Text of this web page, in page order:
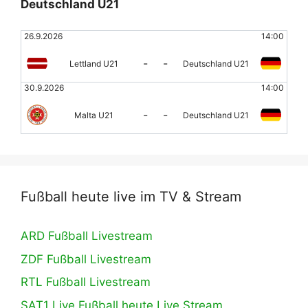
Deutschland U21
26.9.2026 14:00
Lettland U21 - - Deutschland U21
30.9.2026 14:00
Malta U21 - - Deutschland U21
Fußball heute live im TV & Stream
ARD Fußball Livestream
ZDF Fußball Livestream
RTL Fußball Livestream
SAT1 Live Fußball heute Live Stream